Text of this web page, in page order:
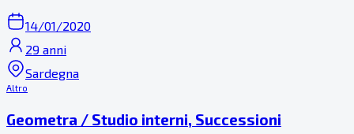
14/01/2020
29 anni
Sardegna
Altro
Geometra / Studio interni, Successioni